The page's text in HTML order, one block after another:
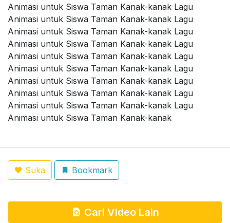
Animasi untuk Siswa Taman Kanak-kanak Lagu
Animasi untuk Siswa Taman Kanak-kanak Lagu
Animasi untuk Siswa Taman Kanak-kanak Lagu
Animasi untuk Siswa Taman Kanak-kanak Lagu
Animasi untuk Siswa Taman Kanak-kanak Lagu
Animasi untuk Siswa Taman Kanak-kanak Lagu
Animasi untuk Siswa Taman Kanak-kanak Lagu
Animasi untuk Siswa Taman Kanak-kanak Lagu
Animasi untuk Siswa Taman Kanak-kanak Lagu
Animasi untuk Siswa Taman Kanak-kanak
Suka Bookmark
Cari Video Lain